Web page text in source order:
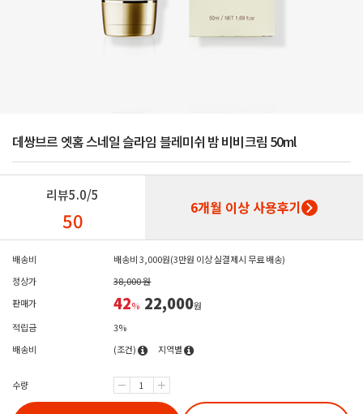
데쌍브르 엣홈 스네일 슬라임 블레미쉬 밤 비비크림 50ml
리뷰5.0/5
50 6개월 이상 사용후기
배송비
배송비 3,000원(3만원 이상 실결제시 무료 배송)
정상가
38,000 원
판매가
42% 22,000원
적립금
3%
배송비
(조건) 지역별
수량